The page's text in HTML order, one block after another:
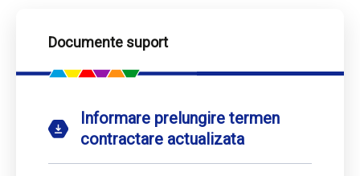
Documente suport
Informare prelungire termen
contractare actualizata